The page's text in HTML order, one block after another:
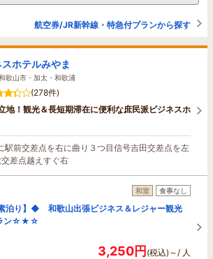
航空券/JR新幹線・特急付プランから探す
スホテルみやま
歌山市・加太・和歌浦
(278件)
地！観光＆長短期滞在に便利な庶民派ビジネスホ
駅前交差点を右に曲り３つ目信号吉田交差点を左
差点越えすぐ右
和室 食事なし
り】◆ 和歌山出張ビジネス＆レジャー観光
ラン☆★☆
3,250円(税込)～/ 人